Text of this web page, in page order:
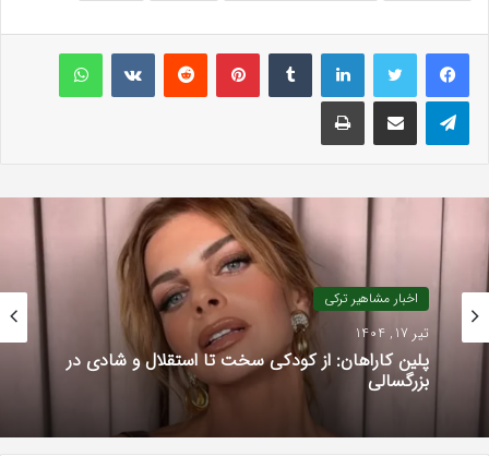
لینکداینتامبلر پینتریستReddit
VKontakteواتس آپ
تلگرام اشتراک گذاری با ایمیل چاپ
اخبار مشاهیر ترکی
تیر 17, 1404
پلین کاراهان: از کودکی سخت تا استقلال و شادی در
بزرگسالی